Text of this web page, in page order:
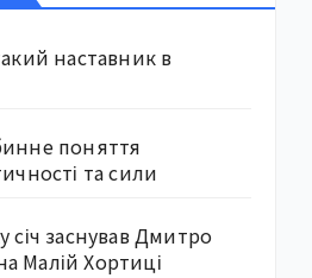
наставник в
поняття
та сили
січ заснував Дмитро
Малій Хортиці